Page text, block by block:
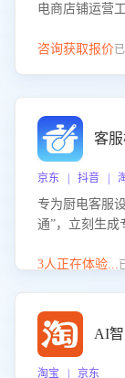
电商店铺运营
咨询获取报价
客
京东 | 抖音 |
专为厨电客服
通”，立刻生成
实场景应对技
3人正在体验...
AI
淘宝 | 京东